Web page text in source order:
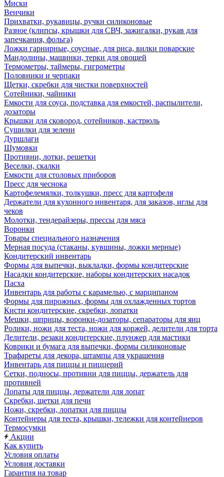
Миски
Венчики
Прихватки, рукавицы, ручки силиконовые
Разное (клипсы, крышки для СВЧ, зажигалки, рукав для
запечкания, фольга)
Ложки гарнирные, соусные, для риса, вилки поварские
Мандолины, машинки, терки для овощей
Термометры, таймеры, гигрометры
Половники и черпаки
Щетки, скребки для чистки поверхностей
Сотейники, чайники
Емкости для соуса, подставка для емкостей, распылители,
дозаторы
Крышки для сковород, сотейников, кастрюль
Сушилки для зелени
Дуршлаги
Шумовки
Противни, лотки, решетки
Веселки, скалки
Емкости для столовых приборов
Пресс для чеснока
Картофелемялки, толкушки, пресс для картофеля
Держатели для кухонного инвентаря, для заказов, иглы для
чеков
Молотки, тендерайзеры, прессы для мяса
Воронки
Товары специального назначения
Мерная посуда (стаканы, кувшины, ложки мерные)
Кондитерский инвентарь
Формы для выпечки, выкладки, формы кондитерские
Насадки кондитерские, наборы кондитерских насадок
Пасха
Инвентарь для работы с карамелью, с марципаном
Формы для пирожных, формы для охлажденных тортов
Кисти кондитерские, скребки, лопатки
Мешки, шприцы, воронки-дозаторы, сепараторы для яиц
Ролики, ножи для теста, ножи для коржей, делители для торта
Делители, резаки кондитерские, плунжер для мастики
Коврики и бумага для выпечки, формы силиконовые
Трафареты для декора, штампы для украшения
Инвентарь для пиццы и пиццерий
Сетки, подносы, противни для пиццы, держатель для
противней
Лопаты для пиццы, держатели для лопат
Скребки, щетки для печи
Ножи, скребки, лопатки для пиццы
Контейнеры для теста, крышки, тележки для контейнеров
Термосумки
Акции
Как купить
Условия оплаты
Условия доставки
Гарантия на товар